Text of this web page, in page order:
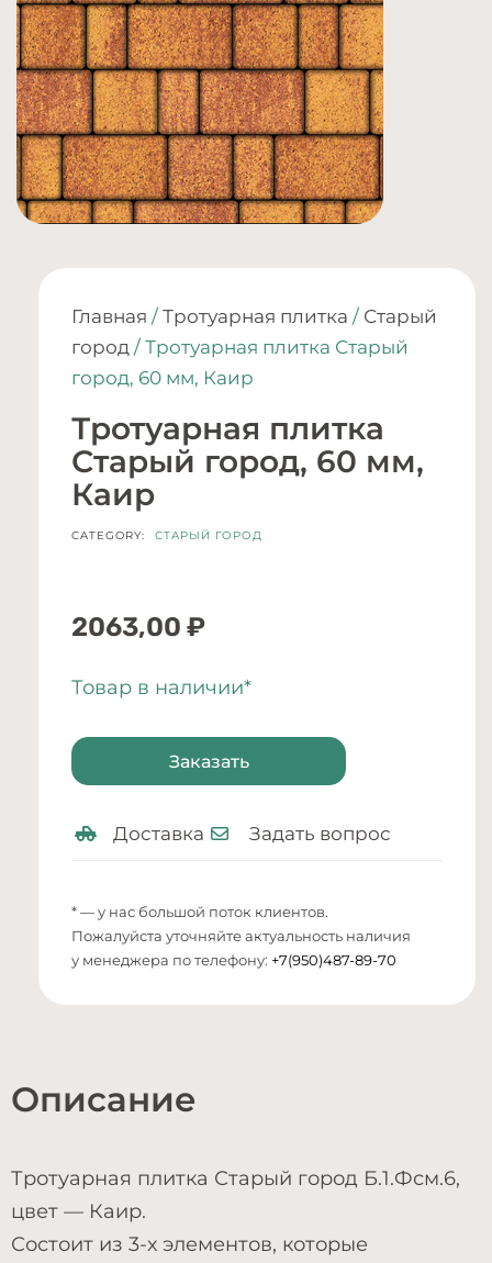
Главная / Тротуарная плитка / Старый
город / Тротуарная плитка Старый
город, 60 мм, Каир
Тротуарная плитка
Старый город, 60 мм,
Каир
CATEGORY: СТАРЫЙ ГОРОД
2063,00 ₽
Товар в наличии*
Заказать
Доставка Задать вопрос
* — у нас большой поток клиентов.
Пожалуйста уточняйте актуальность наличия
у менеджера по телефону: +7(950)487-89-70
Описание
Тротуарная плитка Старый город Б.1.Фсм.6,
цвет — Каир.
Состоит из 3-х элементов, которые